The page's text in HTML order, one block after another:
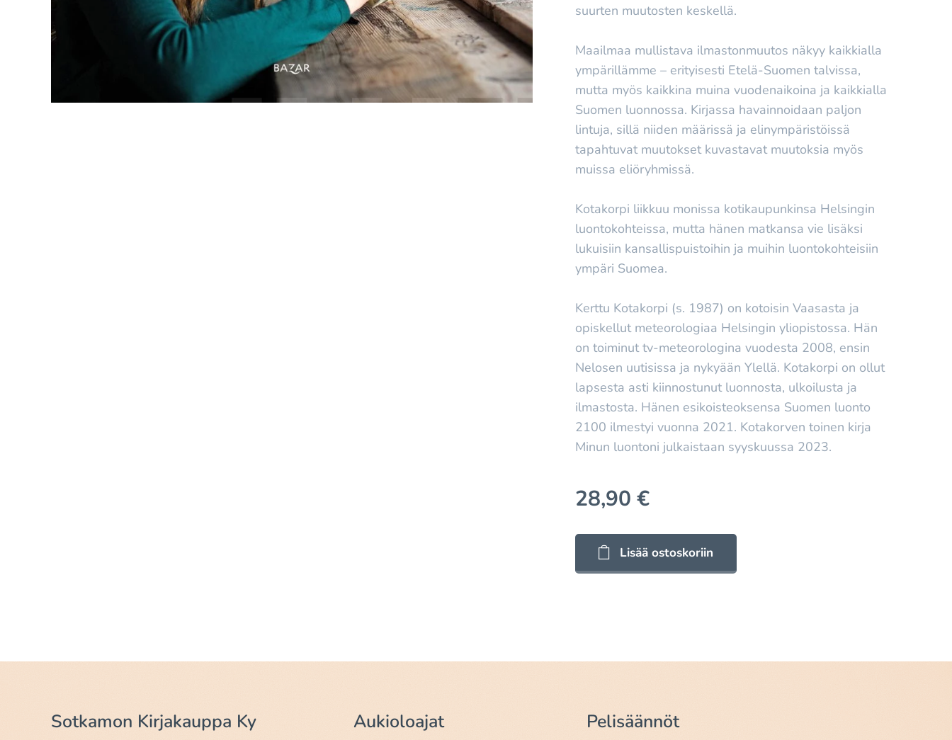
suurten muutosten keskellä.
Maailmaa mullistava ilmastonmuutos näkyy kaikkialla
ympärillämme – erityisesti Etelä-Suomen talvissa,
mutta myös kaikkina muina vuodenaikoina ja kaikkialla
Suomen luonnossa. Kirjassa havainnoidaan paljon
lintuja, sillä niiden määrissä ja elinympäristöissä
tapahtuvat muutokset kuvastavat muutoksia myös
muissa eliöryhmissä.
Kotakorpi liikkuu monissa kotikaupunkinsa Helsingin
luontokohteissa, mutta hänen matkansa vie lisäksi
lukuisiin kansallispuistoihin ja muihin luontokohteisiin
ympäri Suomea.
Kerttu Kotakorpi (s. 1987) on kotoisin Vaasasta ja
opiskellut meteorologiaa Helsingin yliopistossa. Hän
on toiminut tv-meteorologina vuodesta 2008, ensin
Nelosen uutisissa ja nykyään Ylellä. Kotakorpi on ollut
lapsesta asti kiinnostunut luonnosta, ulkoilusta ja
ilmastosta. Hänen esikoisteoksensa Suomen luonto
2100 ilmestyi vuonna 2021. Kotakorven toinen kirja
Minun luontoni julkaistaan syyskuussa 2023.
28,90 €
Lisää ostoskoriin
Sotkamon Kirjakauppa Ky Aukioloajat Pelisäännöt